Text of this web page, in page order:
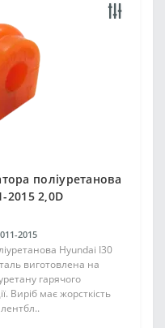
поліуретанова
2015 2,0D
2015
Hyundai I30
виготовлена на
гарячого
Виріб має жорсткість